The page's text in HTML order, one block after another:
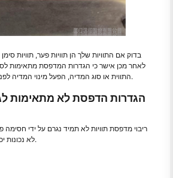
בדוק אם התוויות שלך הן תוויות פער, תוויות
לאחר מכן אישר כי הגדרות המדפסת מתאימות
התווית או סוג המדיה, הפעל מינוי המדיה לפני הדפסה של קבוצה גדולה.
ריבוי מדפסת תוויות לא תמיד נגרם על ידי חסימה
לא נכונות יכולות גם ליצור בעיות אכילה.